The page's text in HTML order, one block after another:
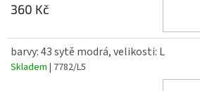
360 Kč
barvy: 43 sytě modrá, velikosti: L
Skladem | 7782/L5